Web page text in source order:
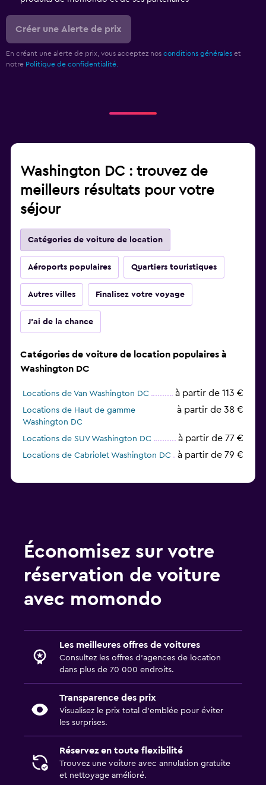
Créer une Alerte de prix
En créant une alerte de prix, vous acceptez nos conditions générales et
notre Politique de confidentialité.
Washington DC : trouvez de
meilleurs résultats pour votre
séjour
Catégories de voiture de location
Aéroports populaires Quartiers touristiques
Autres villes Finalisez votre voyage
J'ai de la chance
Catégories de voiture de location populaires à
Washington DC
Locations de Van Washington DC à partir de 113 €
Locations de Haut de gamme
Washington DC
à partir de 38 €
Locations de SUV Washington DC à partir de 77 €
Locations de Cabriolet Washington DC à partir de 79 €
Économisez sur votre
réservation de voiture
avec momondo
Les meilleures offres de voitures
Consultez les offres d’agences de location
dans plus de 70 000 endroits.
Transparence des prix
Visualisez le prix total d’emblée pour éviter
les surprises.
Réservez en toute flexibilité
Trouvez une voiture avec annulation gratuite
et nettoyage amélioré.